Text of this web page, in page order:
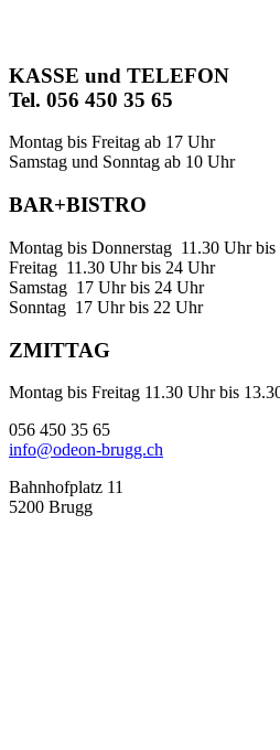
KASSE und TELEFON
Tel. 056 450 35 65
Montag bis Freitag ab 17 Uhr
Samstag und Sonntag ab 10 Uhr
BAR+BISTRO
Montag bis Donnerstag 11.30 Uhr
Freitag 11.30 Uhr bis 24 Uhr
Samstag 17 Uhr bis 24 Uhr
Sonntag 17 Uhr bis 22 Uhr
ZMITTAG
Montag bis Freitag 11.30 Uhr bis
056 450 35 65
info@odeon-brugg.ch
Bahnhofplatz 11
5200 Brugg